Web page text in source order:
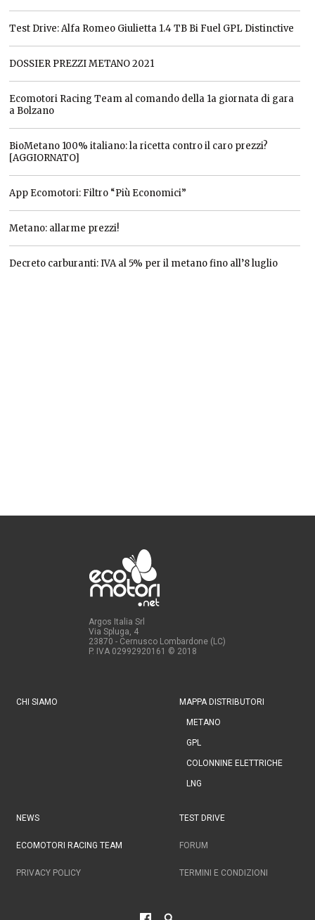
Test Drive: Alfa Romeo Giulietta 1.4 TB Bi Fuel GPL Distinctive
DOSSIER PREZZI METANO 2021
Ecomotori Racing Team al comando della 1a giornata di gara
a Bolzano
BioMetano 100% italiano: la ricetta contro il caro prezzi?
[AGGIORNATO]
App Ecomotori: Filtro “Più Economici”
Metano: allarme prezzi!
Decreto carburanti: IVA al 5% per il metano fino all’8 luglio
Argos Italia Srl
Via Spluga, 4
23870 - Cernusco Lombardone (LC)
P. IVA 02992920161 © 2018
CHI SIAMO MAPPA DISTRIBUTORI
METANO
GPL
COLONNINE ELETTRICHE
LNG
NEWS TEST DRIVE
ECOMOTORI RACING TEAM FORUM
PRIVACY POLICY TERMINI E CONDIZIONI